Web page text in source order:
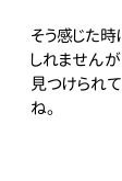
そう感じた
しれません
見つけられ
ね。